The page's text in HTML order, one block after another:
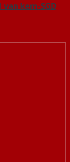
van kem-SGD